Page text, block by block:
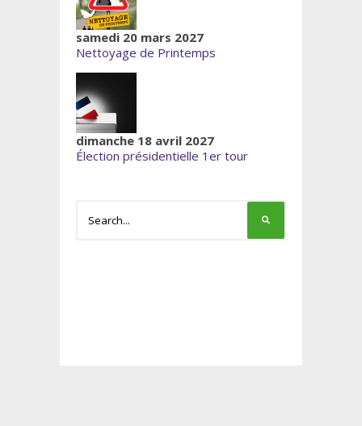
samedi 20 mars 2027
Nettoyage de Printemps
dimanche 18 avril 2027
Élection présidentielle 1er tour